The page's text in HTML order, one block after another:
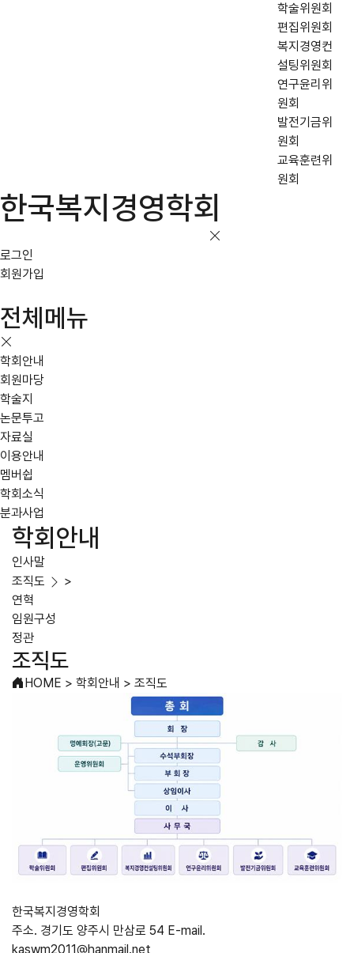
학술위원회
편집위원회
복지경영컨
설팅위원회
연구윤리위
원회
발전기금위
원회
교육훈련위
원회
한국복지경영학회
로그인
회원가입
전체메뉴
학회안내
회원마당
학술지
논문투고
자료실
이용안내
멤버쉽
학회소식
분과사업
학회안내
인사말
조직도
>
연혁
임원구성
정관
조직도
HOME > 학회안내 > 조직도
한국복지경영학회
주소. 경기도 양주시 만삼로 54 E-mail.
kaswm2011@hanmail.net